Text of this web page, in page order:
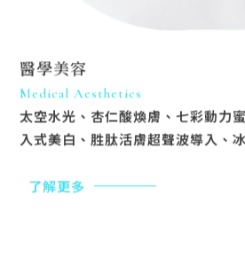
醫學美容
Medical Aesthetics
太空水光、杏仁酸煥膚、七彩動力
入式美白、胜肽活膚超聲波導入、
了解更多